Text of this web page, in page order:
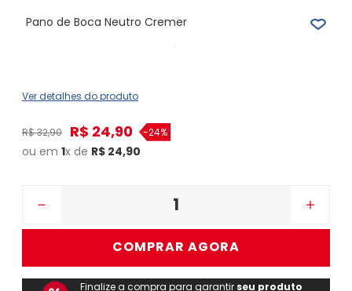
Pano de Boca Neutro Cremer
Ver detalhes do produto
R$32,90 R$ 24,90 -24%
ou em 1x de R$ 24,90
＋
－
COMPRAR AGORA
Finalize a compra para garantir seu produto